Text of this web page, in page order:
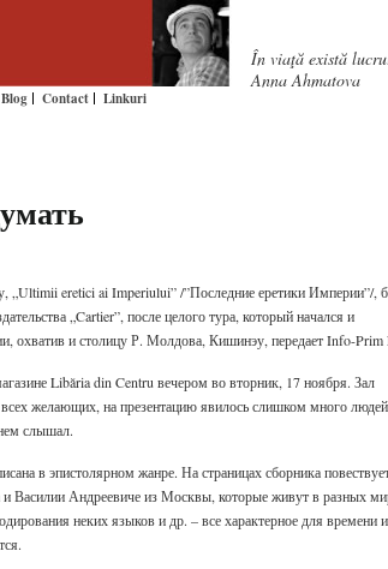
Blog Contact Linkuri
În viaţă există
Anna Ahmatova
„Ultimii eretici ai Imperiului” /”Последние еретики Империи”/,
„Cartier”, после целого тура, который начался и
охватив и столицу Р. Молдова, Кишинэу, передает Info-Prim
Libăria din Centru вечером во вторник, 17 ноября. Зал
желающих, на презентацию явилось слишком много
слышал.
в эпистолярном жанре. На страницах сборника
Василии Андреевиче из Москвы, которые живут в разных
неких языков и др. – все характерное для времени и